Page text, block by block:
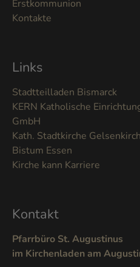
Erstkommunion
Kontakte
Links
Stadtteilladen Bismarck
KERN Katholische
GmbH
Kath. Stadtkirche
Bistum Essen
Kirche kann Karriere
Kontakt
Pfarrbüro St. Augustinus
im Kirchenladen am